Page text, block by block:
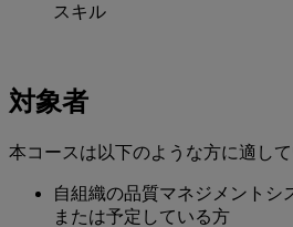
スキル
対象者
本コースは以下のような方に適して
自組織の品質マネジメントシ
または予定している方